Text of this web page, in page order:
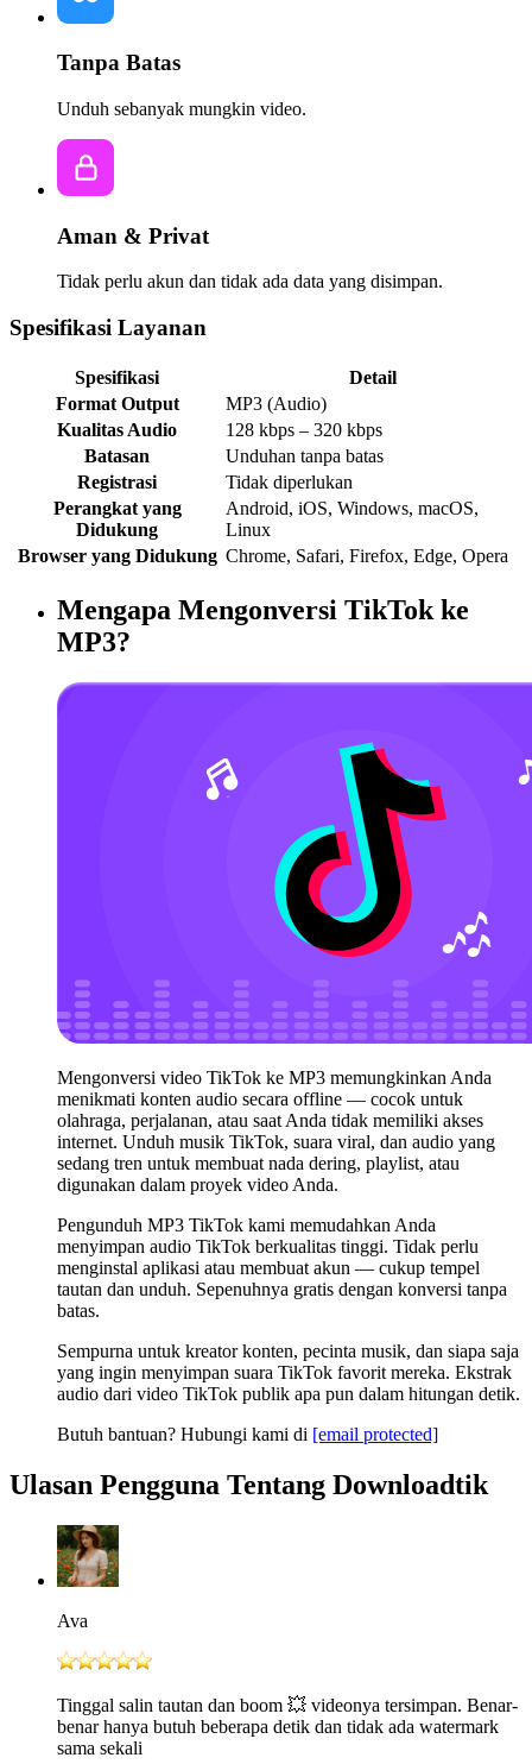
Tanpa Batas
Unduh sebanyak mungkin video.
Aman & Privat
Tidak perlu akun dan tidak ada data yang disimpan.
Spesifikasi Layanan
Spesifikasi
Detail
Format Output
MP3 (Audio)
Kualitas Audio
128 kbps – 320 kbps
Batasan
Unduhan tanpa batas
Registrasi
Tidak diperlukan
Perangkat yang
Didukung
Android, iOS, Windows, macOS,
Linux
Browser yang Didukung Chrome, Safari, Firefox, Edge, Opera
Mengapa Mengonversi TikTok ke
MP3?
Mengonversi video TikTok ke MP3 memungkinkan Anda
menikmati konten audio secara offline — cocok untuk
olahraga, perjalanan, atau saat Anda tidak memiliki akses
internet. Unduh musik TikTok, suara viral, dan audio yang
sedang tren untuk membuat nada dering, playlist, atau
digunakan dalam proyek video Anda.
Pengunduh MP3 TikTok kami memudahkan Anda
menyimpan audio TikTok berkualitas tinggi. Tidak perlu
menginstal aplikasi atau membuat akun — cukup tempel
tautan dan unduh. Sepenuhnya gratis dengan konversi tanpa
batas.
Sempurna untuk kreator konten, pecinta musik, dan siapa saja
yang ingin menyimpan suara TikTok favorit mereka. Ekstrak
audio dari video TikTok publik apa pun dalam hitungan detik.
Butuh bantuan? Hubungi kami di [email protected]
Ulasan Pengguna Tentang Downloadtik
Ava
Tinggal salin tautan dan boom 💥 videonya tersimpan. Benar-
benar hanya butuh beberapa detik dan tidak ada watermark
sama sekali